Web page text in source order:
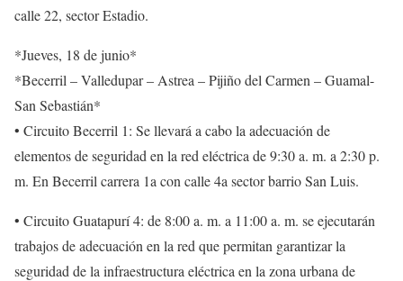
calle 22, sector Estadio.
*Jueves, 18 de junio*
*Becerril – Valledupar – Astrea – Pijiño del Carmen – Guamal-
San Sebastián*
• Circuito Becerril 1: Se llevará a cabo la adecuación de
elementos de seguridad en la red eléctrica de 9:30 a. m. a 2:30 p.
m. En Becerril carrera 1a con calle 4a sector barrio San Luis.
• Circuito Guatapurí 4: de 8:00 a. m. a 11:00 a. m. se ejecutarán
trabajos de adecuación en la red que permitan garantizar la
seguridad de la infraestructura eléctrica en la zona urbana de